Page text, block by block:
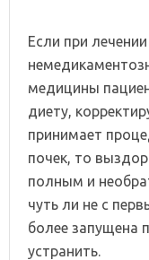
Если при
медицины
диету,
принимает
почек, то
полным и
чуть ли не с
более запущена
устранить.